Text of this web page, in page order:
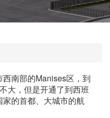
南部的Manises区，到
大，但是开通了到西班
的首都、大城市的航